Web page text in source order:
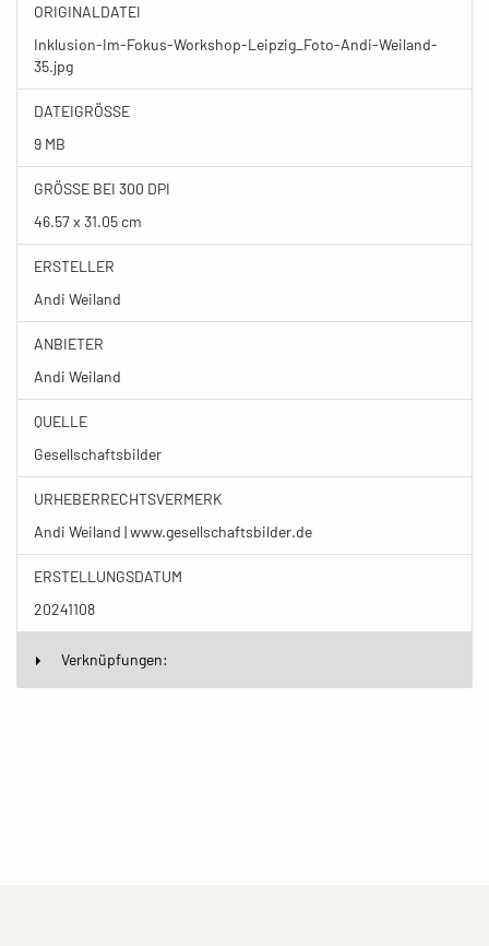
ORIGINALDATEI
Inklusion-Im-Fokus-Workshop-Leipzig_Foto-Andi-Weiland-
35.jpg
DATEIGRÖSSE
9 MB
GRÖSSE BEI 300 DPI
46.57 x 31.05 cm
ERSTELLER
Andi Weiland
ANBIETER
Andi Weiland
QUELLE
Gesellschaftsbilder
URHEBERRECHTSVERMERK
Andi Weiland | www.gesellschaftsbilder.de
ERSTELLUNGSDATUM
20241108
Verknüpfungen: